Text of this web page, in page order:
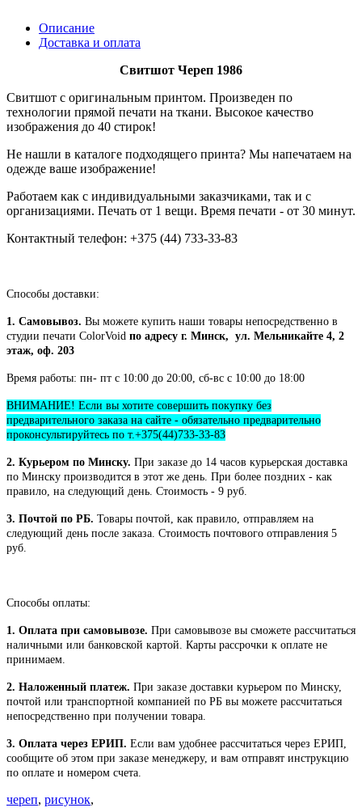
Описание
Доставка и оплата
Свитшот Череп 1986
Свитшот с оригинальным принтом. Произведен по
технологии прямой печати на ткани. Высокое качество
изображения до 40 стирок!
Не нашли в каталоге подходящего принта? Мы напечатаем на
одежде ваше изображение!
Работаем как с индивидуальными заказчиками, так и с
организациями. Печать от 1 вещи. Время печати - от 30 минут.
Контактный телефон: +375 (44) 733-33-83
Способы доставки:
1. Самовывоз. Вы можете купить наши товары непосредственно в
студии печати ColorVoid по адресу г. Минск, ул. Мельникайте 4, 2
этаж, оф. 203
Время работы: пн- пт с 10:00 до 20:00, сб-вс с 10:00 до 18:00
ВНИМАНИЕ! Если вы хотите совершить покупку без
предварительного заказа на сайте - обязательно предварительно
проконсультируйтесь по т.+375(44)733-33-83
2. Курьером по Минску. При заказе до 14 часов курьерская доставка
по Минску производится в этот же день. При более поздних - как
правило, на следующий день. Стоимость - 9 руб.
3. Почтой по РБ. Товары почтой, как правило, отправляем на
следующий день после заказа. Стоимость почтового отправления 5
руб.
Способы оплаты:
1. Оплата при самовывозе. При самовывозе вы сможете рассчитаться
наличными или банковской картой. Карты рассрочки к оплате не
принимаем.
2. Наложенный платеж. При заказе доставки курьером по Минску,
почтой или транспортной компанией по РБ вы можете рассчитаться
непосредственно при получении товара.
3. Оплата через ЕРИП. Если вам удобнее рассчитаться через ЕРИП,
сообщите об этом при заказе менеджеру, и вам отправят инструкцию
по оплате и номером счета.
череп, рисунок,